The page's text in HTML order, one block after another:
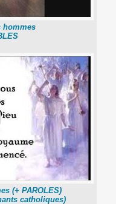
hommes
(+ PAROLES)
catholiques)